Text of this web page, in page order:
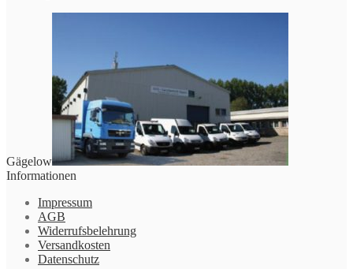
Gägelow
Informationen
Impressum
AGB
Widerrufsbelehrung
Versandkosten
Datenschutz